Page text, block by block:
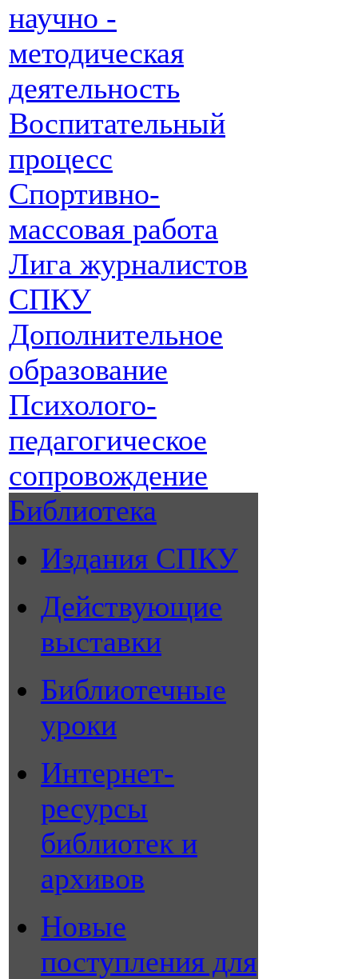
научно -
методическая
деятельность
Воспитательный
процесс
Спортивно-
массовая работа
Лига журналистов
СПКУ
Дополнительное
образование
Психолого-
педагогическое
сопровождение
Библиотека
Издания СПКУ
Действующие
выставки
Библиотечные
уроки
Интернет-
ресурсы
библиотек и
архивов
Новые
поступления для